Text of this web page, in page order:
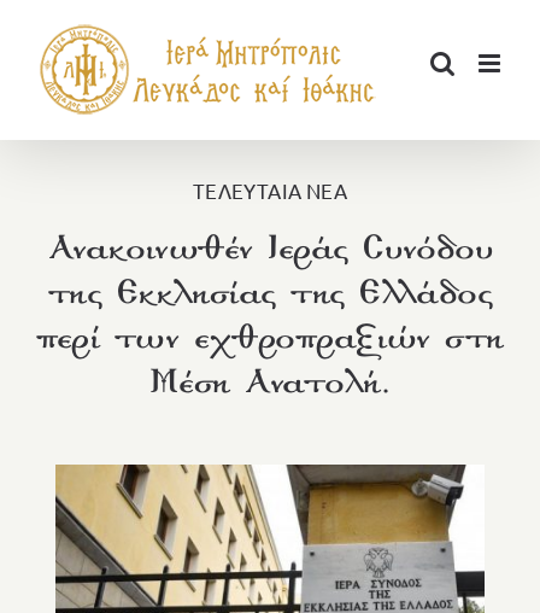
περιεχόμενο
ΤΕΛΕΥΤΑΙΑ ΝΕΑ
Ανακοινωθέν Ιεράς Συνόδου
της Εκκλησίας της Ελλάδος
περί των εχθροπραξιών στη
Μέση Ανατολή.